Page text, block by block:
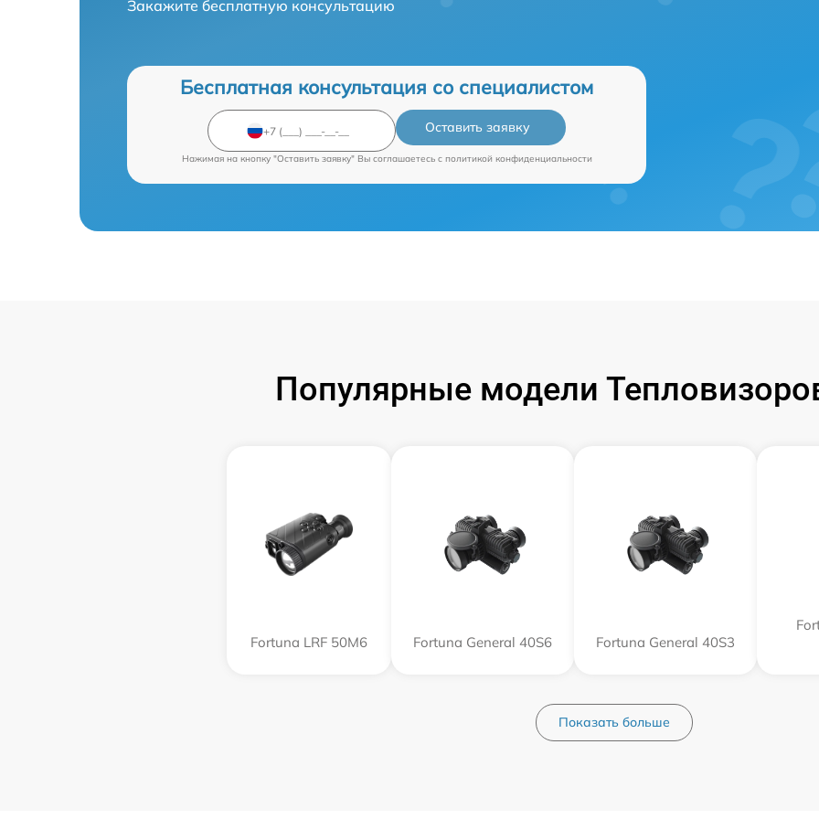
Закажите бесплатную консультацию
Бесплатная консультация со специалистом
Оставить заявку
Нажимая на кнопку "Оставить заявку" Вы соглашаетесь c политикой конфиденциальности
Популярные модели
Fortuna LRF 50M6 Fortuna General 40S6 Fortuna General 40S3
Показать больше